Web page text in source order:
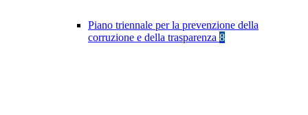
Piano triennale per la prevenzione della
corruzione e della trasparenza 8